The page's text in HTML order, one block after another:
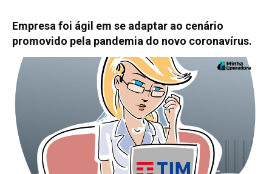
Empresa foi ágil em se adaptar ao cenário
promovido pela pandemia do novo coronavírus.